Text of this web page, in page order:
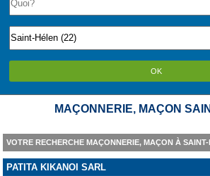
OK
MAÇONNERIE, MAÇON
VOTRE RECHERCHE MAÇONNERIE, MAÇON À
PATITA KIKANOI SARL